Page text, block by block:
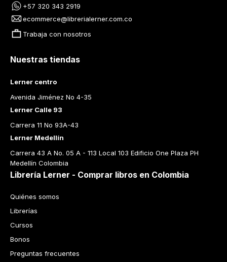
+57 320 343 2919
ecommerce@librerialerner.com.co
Trabaja con nosotros
Nuestras tiendas
Lerner centro
Avenida Jiménez No 4-35
Lerner Calle 93
Carrera 11 No 93A-43
Lerner Medellín
Carrera 43 A No. 05 A - 113 Local 103 Edificio One Plaza PH
Medellín Colombia
Librería Lerner - Comprar libros en Colombia
Quiénes somos
Librerías
Cursos
Bonos
Preguntas frecuentes